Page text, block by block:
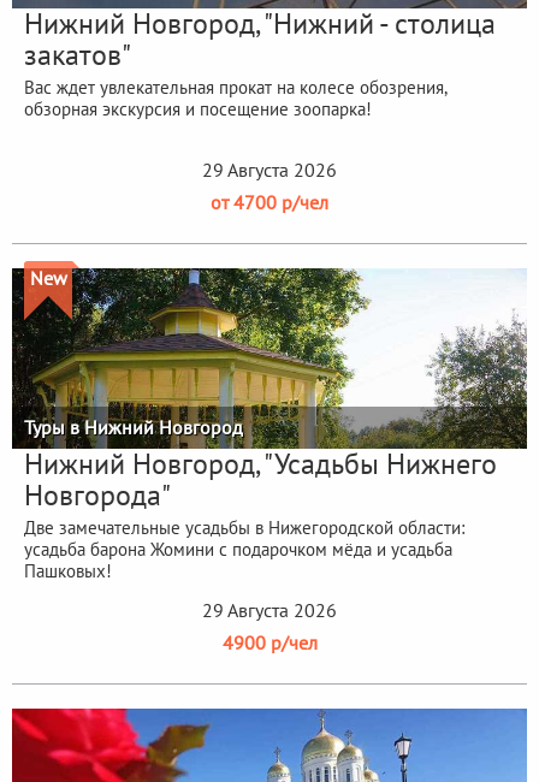
Нижний Новгород, "Нижний - столица
закатов"
Вас ждет увлекательная прокат на колесе обозрения,
обзорная экскурсия и посещение зоопарка!
29 Августа 2026
от 4700 р/чел
New
Туры в Нижний Новгород
Нижний Новгород, "Усадьбы Нижнего
Новгорода"
Две замечательные усадьбы в Нижегородской области:
усадьба барона Жомини с подарочком мёда и усадьба
Пашковых!
29 Августа 2026
4900 р/чел